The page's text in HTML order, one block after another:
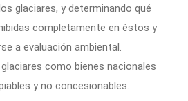
glaciares, y determinando qué
completamente en éstos y
a evaluación ambiental.
como bienes nacionales
y no concesionables.